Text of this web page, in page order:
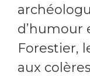
d’humour
Forestier,
aux